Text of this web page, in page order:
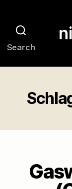
Search